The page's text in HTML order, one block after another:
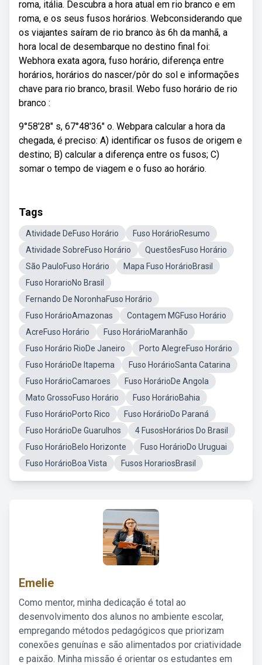
roma, itália. Descubra a hora atual em rio branco e em
roma, e os seus fusos horários. Webconsiderando que
os viajantes saíram de rio branco às 6h da manhã, a
hora local de desembarque no destino final foi:
Webhora exata agora, fuso horário, diferença entre
horários, horários do nascer/pôr do sol e informações
chave para rio branco, brasil. Webo fuso horário de rio
branco :
9°58′28″ s, 67°48′36″ o. Webpara calcular a hora da
chegada, é preciso: A) identificar os fusos de origem e
destino; B) calcular a diferença entre os fusos; C)
somar o tempo de viagem e o fuso ao horário.
Tags
Atividade DeFuso Horário
Fuso HorárioResumo
Atividade SobreFuso Horário
QuestõesFuso Horário
São PauloFuso Horário
Mapa Fuso HorárioBrasil
Fuso HorarioNo Brasil
Fernando De NoronhaFuso Horário
Fuso HorárioAmazonas
Contagem MGFuso Horário
AcreFuso Horário
Fuso HorárioMaranhão
Fuso Horário RioDe Janeiro
Porto AlegreFuso Horário
Fuso HorárioDe Itapema
Fuso HorárioSanta Catarina
Fuso HorárioCamaroes
Fuso HorárioDe Angola
Mato GrossoFuso Horário
Fuso HorárioBahia
Fuso HorárioPorto Rico
Fuso HorárioDo Paraná
Fuso HorárioDe Guarulhos
4 FusosHorários Do Brasil
Fuso HorárioBelo Horizonte
Fuso HorárioDo Uruguai
Fuso HorárioBoa Vista
Fusos HorariosBrasil
Emelie
Como mentor, minha dedicação é total ao
desenvolvimento dos alunos no ambiente escolar,
empregando métodos pedagógicos que priorizam
conexões genuínas e são alimentados por criatividade
e paixão. Minha missão é orientar os estudantes em